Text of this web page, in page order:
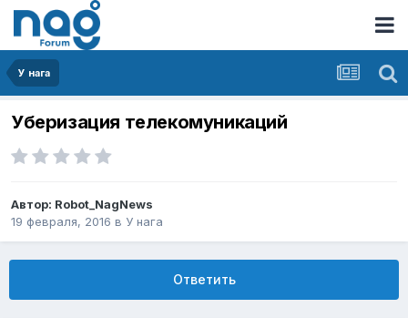
У нага
Уберизация телекомуникаций
Автор: Robot_NagNews
19 февраля, 2016 в У нага
Ответить